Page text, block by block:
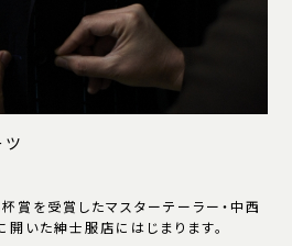
ツ
賞を受賞したマスターテーラー・中西
いた紳士服店にはじまります。